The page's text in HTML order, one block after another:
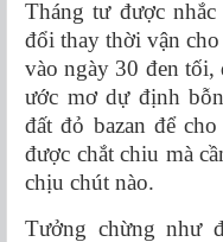
Tháng tư được
đổi thay thời vận
vào ngày 30 đen tối,
ước mơ dự định
đất đỏ bazan để
được chắt chiu mà
chịu chút nào.
Tưởng chừng như